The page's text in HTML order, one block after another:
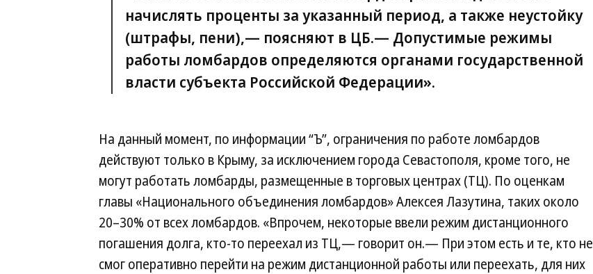
начислять проценты за указанный период, а также неустойку
(штрафы, пени),— поясняют в ЦБ.— Допустимые режимы
работы ломбардов определяются органами государственной
власти субъекта Российской Федерации».
На данный момент, по информации “Ъ”, ограничения по работе ломбардов
действуют только в Крыму, за исключением города Севастополя, кроме того, не
могут работать ломбарды, размещенные в торговых центрах (ТЦ). По оценкам
главы «Национального объединения ломбардов» Алексея Лазутина, таких около
20–30% от всех ломбардов. «Впрочем, некоторые ввели режим дистанционного
погашения долга, кто-то переехал из ТЦ,— говорит он.— При этом есть и те, кто не
смог оперативно перейти на режим дистанционной работы или переехать, для них